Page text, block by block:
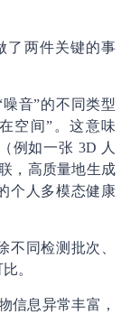
了两件关键的事
音”的不同类型
空间”。这意味
例如一张 3D 人
，高质量地生成
个人多模态健康
不同检测批次、
。
信息异常丰富，